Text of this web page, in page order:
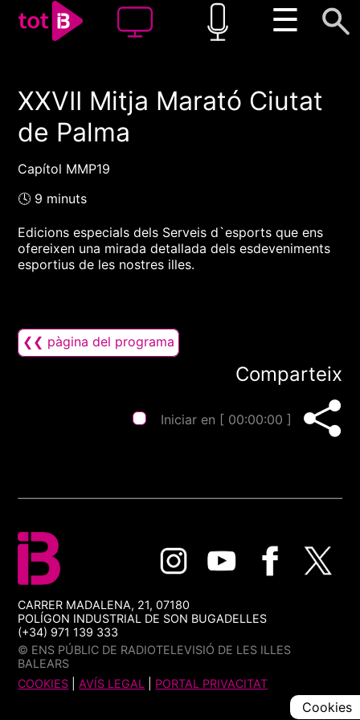
☰
00:00 00:00
1x
XXVII Mitja Marató Ciutat
de Palma
Capítol MMP19
🕓 9 minuts
Edicions especials dels Serveis d`esports que ens
ofereixen una mirada detallada dels esdeveniments
esportius de les nostres illes.
❮❮ pàgina del programa
Comparteix
Iniciar en [ 00:00:00 ]
CARRER MADALENA, 21, 07180
POLÍGON INDUSTRIAL DE SON BUGADELLES
(+34) 971 139 333
© ENS PÚBLIC DE RADIOTELEVISIÓ DE LES ILLES
BALEARS
COOKIES |AVÍS LEGAL PORTAL PRIVACITAT
Cookies